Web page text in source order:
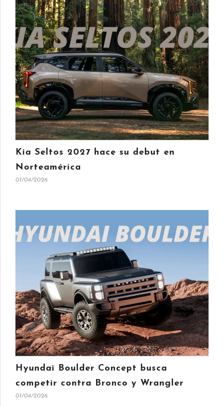
Kia Seltos 2027 hace su debut en
Norteamérica
01/04/2026
Hyundai Boulder Concept busca
competir contra Bronco y Wrangler
01/04/2026